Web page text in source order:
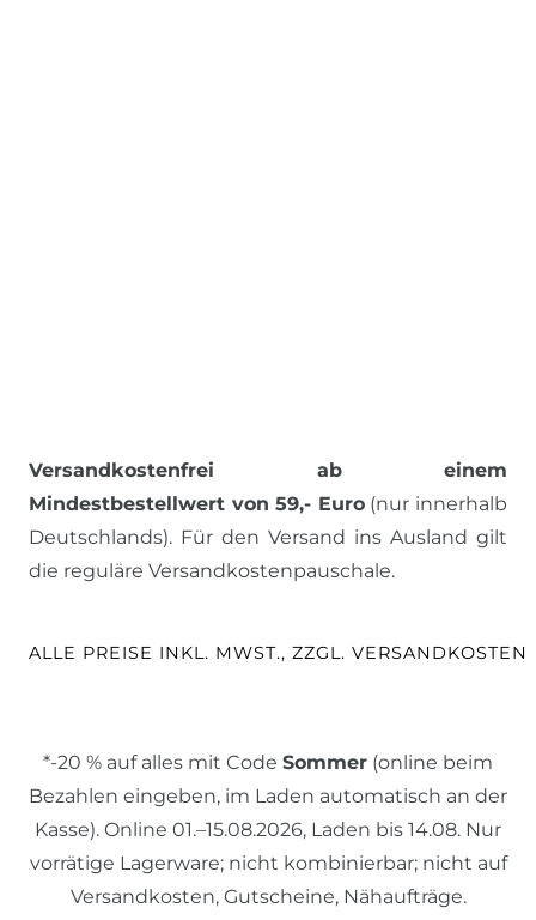
Versandkostenfrei ab einem
Mindestbestellwert von 59,- Euro(nur innerhalb
Deutschlands). Für den Versand ins Ausland gilt
die reguläre Versandkostenpauschale.
ALLE PREISE INKL. MWST., ZZGL. VERSANDKOSTEN
*-20 % auf alles mit Code Sommer (online beim
Bezahlen eingeben, im Laden automatisch an der
Kasse). Online 01.–15.08.2026, Laden bis 14.08. Nur
vorrätige Lagerware; nicht kombinierbar; nicht auf
Versandkosten, Gutscheine, Nähaufträge.